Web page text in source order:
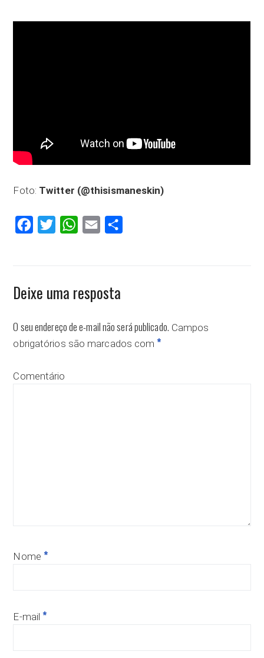
Foto: Twitter (@thisismaneskin)
FacebookTwitter WhatsApp
Email
Deixe uma resposta
O seu endereço de e-mail não será publicado. Campos
obrigatórios são marcados com *
Comentário
Nome *
E-mail *